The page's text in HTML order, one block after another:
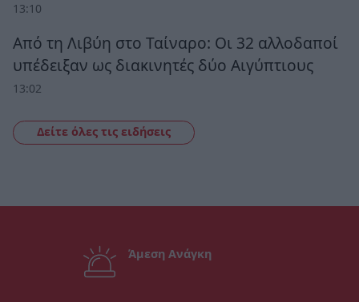
13:10
Από τη Λιβύη στο Ταίναρο: Οι 32 αλλοδαποί
υπέδειξαν ως διακινητές δύο Αιγύπτιους
13:02
Δείτε όλες τις ειδήσεις
Άμεση Ανάγκη